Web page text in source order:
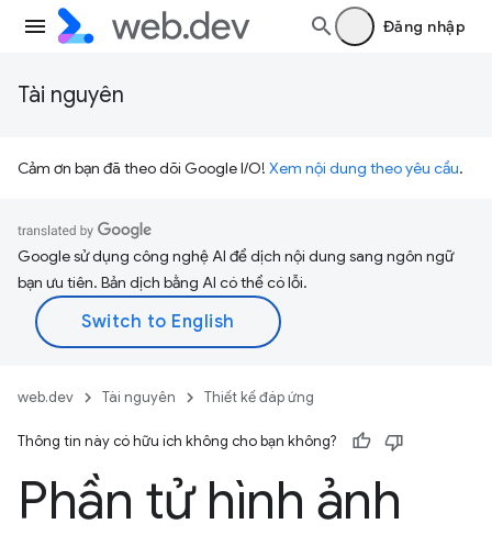
Đăng nhập
Tài nguyên
Cảm ơn bạn đã theo dõi Google I/O! Xem nội dung theo yêu cầu.
Google sử dụng công nghệ AI để dịch nội dung sang ngôn ngữ
bạn ưu tiên. Bản dịch bằng AI có thể có lỗi.
web.dev Tài nguyên Thiết kế đáp ứng
Thông tin này có hữu ích không cho bạn không?
Phần tử hình ảnh